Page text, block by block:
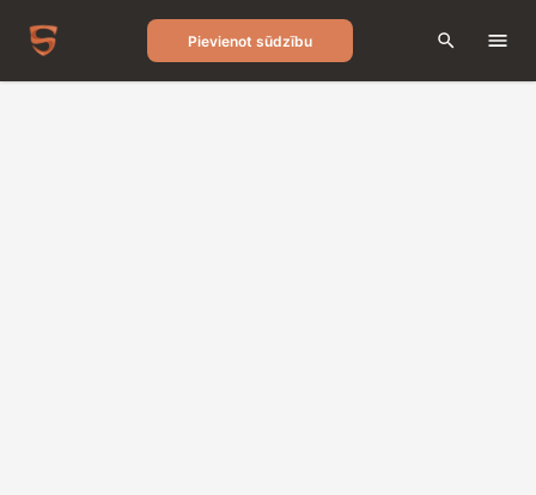
Pievienot sūdzību